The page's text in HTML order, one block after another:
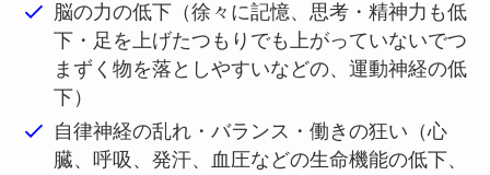
脳の力の低下（徐々に記憶、思考・精神力も低
下・足を上げたつもりでも上がっていないでつ
まずく物を落としやすいなどの、運動神経の低
下）
自律神経の乱れ・バランス・働きの狂い（心
臓、呼吸、発汗、血圧などの生命機能の低下、